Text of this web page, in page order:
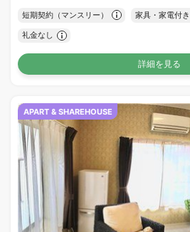
短期契約（マンスリー） 家具・家電付き
礼金なし
詳細を見る
APART & SHAREHOUSE